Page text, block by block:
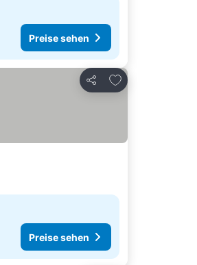
Preise sehen
Teilen
Zu Favoriten
Preise sehen